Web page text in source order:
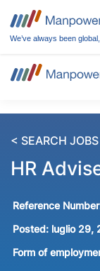
We’ve always been
< SEARCH JOBS
HR
Reference
Posted: luglio 29,
Form of